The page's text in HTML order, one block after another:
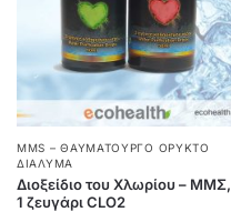
MMS – ΘΑΥΜΑΤΟΥΡΓΌ ΟΡΥΚΤΌ
ΔΙΆΛΥΜΑ
Διοξείδιο του Χλωρίου – ΜΜΣ,
1 ζευγάρι CLO2